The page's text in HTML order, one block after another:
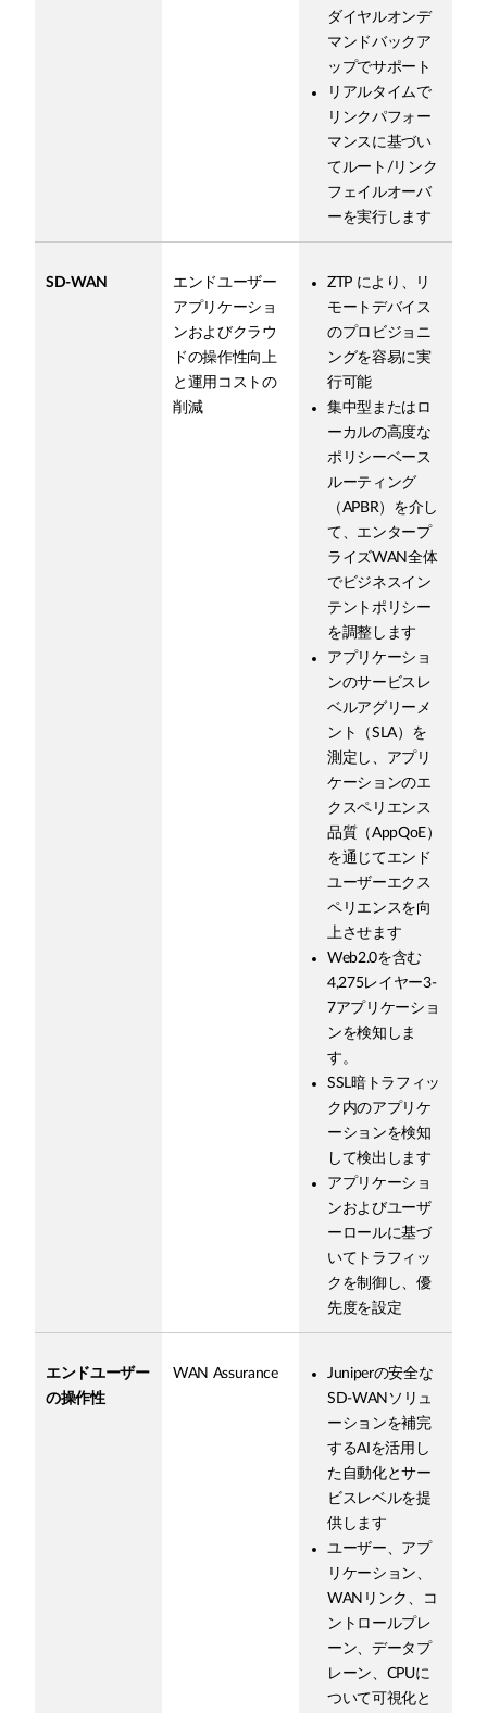
ダイヤルオンデ
マンドバックア
ップでサポート
リアルタイムで
リンクパフォー
マンスに基づい
てルート/リンク
フェイルオーバ
ーを実行します
SD-WAN
エンドユーザー
アプリケーショ
ンおよびクラウ
ドの操作性向上
と運用コストの
削減
ZTP により、リ
モートデバイス
のプロビジョニ
ングを容易に実
行可能
集中型またはロ
ーカルの高度な
ポリシーベース
ルーティング
（APBR）を介し
て、エンタープ
ライズWAN全体
でビジネスイン
テントポリシー
を調整します
アプリケーショ
ンのサービスレ
ベルアグリーメ
ント（SLA）を
測定し、アプリ
ケーションのエ
クスペリエンス
品質（AppQoE）
を通じてエンド
ユーザーエクス
ペリエンスを向
上させます
Web2.0を含む
4,275レイヤー3-
7アプリケーショ
ンを検知しま
す。
SSL暗トラフィッ
ク内のアプリケ
ーションを検知
して検出します
アプリケーショ
ンおよびユーザ
ーロールに基づ
いてトラフィッ
クを制御し、優
先度を設定
エンドユーザー
の操作性
WAN Assurance
Juniperの安全な
SD-WANソリュ
ーションを補完
するAIを活用し
た自動化とサー
ビスレベルを提
供します
ユーザー、アプ
リケーション、
WANリンク、コ
ントロールプレ
ーン、データプ
レーン、CPUに
ついて可視化と